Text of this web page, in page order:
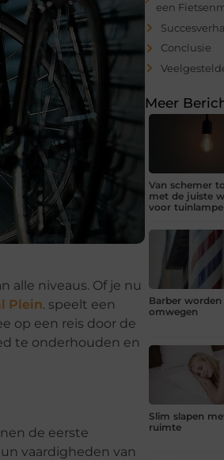
alle niveaus. Of je nu
Plein. speelt een
op een reis door de
te onderhouden en
de eerste
vaardigheden van
een
Conclusie
Meer
Van schemer
met de juiste
voor
Barber worden
omwegen
Slim slapen
ruimte